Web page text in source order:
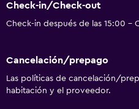
Check-in/Check-out
Check-in después de las 15:00 -
Cancelación/prepago
Las políticas de cancelación/
habitación y el proveedor.